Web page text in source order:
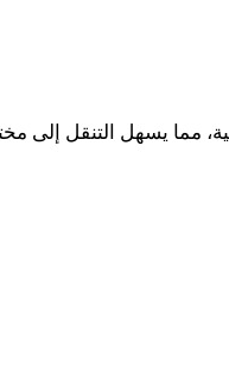
مما يسهل التنقل إلى